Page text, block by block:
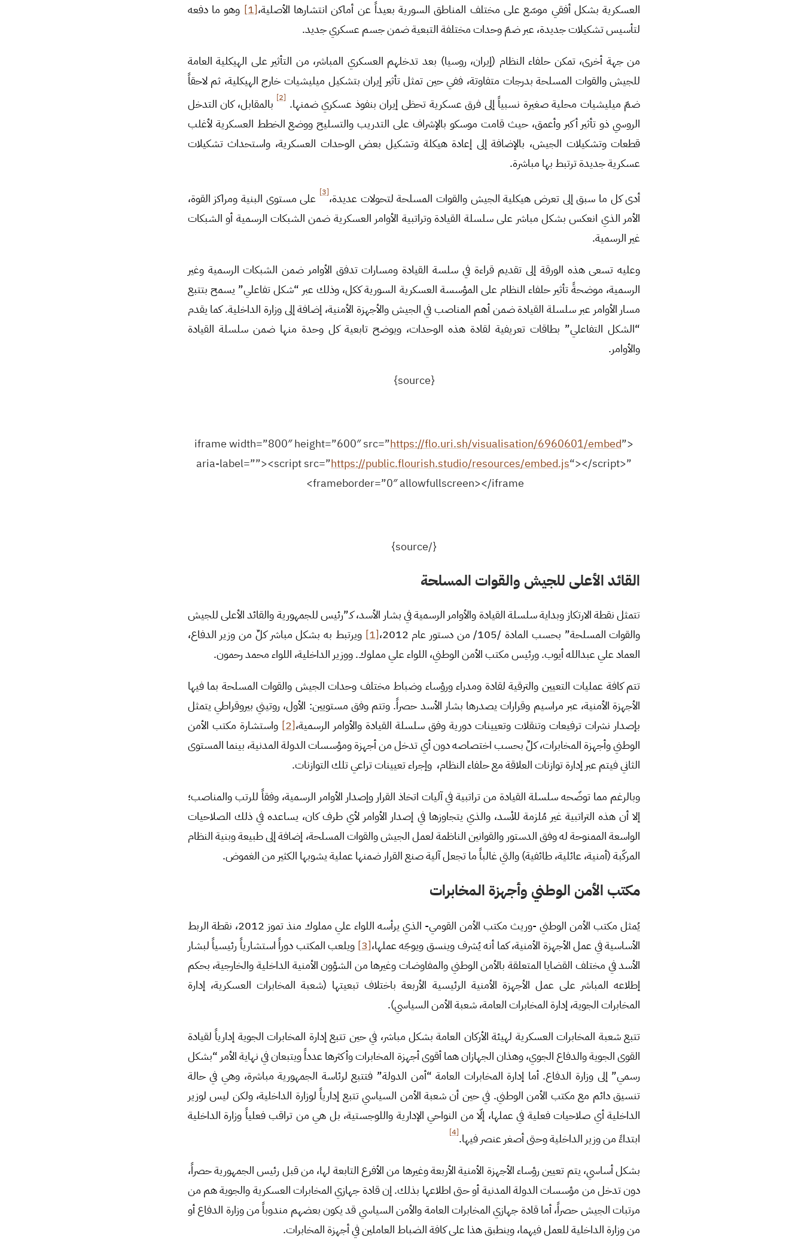
العسكرية بشكل أفقي موسّع على مختلف المناطق السورية بعيداً عن أماكن انتشارها الأصلية،[1]
وهو ما دفعه
لتأسيس تشكيلات جديدة، عبر ضمّ وحدات مختلفة التبعية ضمن جسم عسكري جديد.
من جهة أخرى، تمكن حلفاء النظام (إيران، روسيا) بعد تدخلهم العسكري المباشر، من التأثير على الهيكلية العامة
للجيش والقوات المسلحة بدرجات متفاوتة، ففي حين تمثل تأثير إيران بتشكيل ميليشيات خارج الهيكلية، ثم لاحقاً
ضمّ ميليشيات محلية صغيرة نسبياً إلى فرق عسكرية تحظى إيران بنفوذ عسكري ضمنها. [2]
بالمقابل، كان التدخل
الروسي ذو تأثير أكبر وأعمق، حيث قامت موسكو بالإشراف على التدريب والتسليح ووضع الخطط العسكرية لأغلب
قطعات وتشكيلات الجيش، بالإضافة إلى إعادة هيكلة وتشكيل بعض الوحدات العسكرية، واستحداث تشكيلات
عسكرية جديدة ترتبط بها مباشرة.
أدى كل ما سبق إلى تعرض هيكلية الجيش والقوات المسلحة لتحولات عديدة،[3]
على مستوى البنية ومراكز القوة،
الأمر الذي انعكس بشكل مباشر على سلسلة القيادة وتراتبية الأوامر العسكرية ضمن الشبكات الرسمية أو الشبكات
غير الرسمية.
وعليه تسعى هذه الورقة إلى تقديم قراءة في سلسة القيادة ومسارات تدفق الأوامر ضمن الشبكات الرسمية وغير
الرسمية، موضحةً تأثير حلفاء النظام على المؤسسة العسكرية السورية ككل، وذلك عبر “شكل تفاعلي” يسمح بتتبع
مسار الأوامر عبر سلسلة القيادة ضمن أهم المناصب في الجيش والأجهزة الأمنية، إضافة إلى وزارة الداخلية. كما يقدم
“الشكل التفاعلي” بطاقات تعريفية لقادة هذه الوحدات، ويوضح تابعية كل وحدة منها ضمن سلسلة القيادة
والأوامر.
{source}
<iframe width=”800″ height=”600″ src=”
https://flo.uri.sh/visualisation/6960601/embed”
aria-label=””><script src=”https://public.flourish.studio/resources/embed.js“></script>”
frameborder=”0″ allowfullscreen></iframe>
{/source}
القائد الأعلى للجيش والقوات المسلحة
تتمثل نقطة الارتكاز وبداية سلسلة القيادة والأوامر الرسمية في بشار الأسد، كـ”رئيس للجمهورية والقائد الأعلى للجيش
والقوات المسلحة” بحسب المادة /105/ من دستور عام 2012،
[1]
ويرتبط به بشكل مباشر كلٌ من وزير الدفاع،
العماد علي عبدالله أيوب. ورئيس مكتب الأمن الوطني، اللواء علي مملوك. ووزير الداخلية، اللواء محمد رحمون.
تتم كافة عمليات التعيين والترقية لقادة ومدراء ورؤساء وضباط مختلف وحدات الجيش والقوات المسلحة بما فيها
الأجهزة الأمنية، عبر مراسيم وقرارات يصدرها بشار الأسد حصراً. وتتم وفق مستويين: الأول، روتيني بيروقراطي يتمثل
بإصدار نشرات ترفيعات وتنقلات وتعيينات دورية وفق سلسلة القيادة والأوامر الرسمية،[2]
واستشارة مكتب الأمن
الوطني وأجهزة المخابرات، كلٌ بحسب اختصاصه دون أي تدخل من أجهزة ومؤسسات الدولة المدنية، بينما المستوى
الثاني فيتم عبر إدارة توازنات العلاقة مع حلفاء النظام، وإجراء تعيينات تراعي تلك التوازنات.
وبالرغم مما توضّحه سلسلة القيادة من تراتبية في آليات اتخاذ القرار وإصدار الأوامر الرسمية، وفقاً للرتب والمناصب؛
إلا أن هذه التراتبية غير مُلزمة للأسد، والذي يتجاوزها في إصدار الأوامر لأي طرف كان، يساعده في ذلك الصلاحيات
الواسعة الممنوحة له وفق الدستور والقوانين الناظمة لعمل الجيش والقوات المسلحة، إضافة إلى طبيعة وبنية النظام
المركّبة (أمنية، عائلية، طائفية) والتي غالباً ما تجعل آلية صنع القرار ضمنها عملية يشوبها الكثير من الغموض.
مكتب الأمن الوطني وأجهزة المخابرات
يُمثل مكتب الأمن الوطني -وريث مكتب الأمن القومي- الذي يرأسه اللواء علي مملوك منذ تموز 2012، نقطة الربط
الأساسية في عمل الأجهزة الأمنية، كما أنه يُشرف وينسق ويوجّه عملها،[3]
ويلعب المكتب دوراً استشارياً رئيسياً لبشار
الأسد في مختلف القضايا المتعلقة بالأمن الوطني والمفاوضات وغيرها من الشؤون الأمنية الداخلية والخارجية، بحكم
إطلاعه المباشر على عمل الأجهزة الأمنية الرئيسية الأربعة باختلاف تبعيتها (شعبة المخابرات العسكرية، إدارة
المخابرات الجوية، إدارة المخابرات العامة، شعبة الأمن السياسي).
تتبع شعبة المخابرات العسكرية لهيئة الأركان العامة بشكل مباشر، في حين تتبع إدارة المخابرات الجوية إدارياً لقيادة
القوى الجوية والدفاع الجوي، وهذان الجهازان هما أقوى أجهزة المخابرات وأكثرها عدداً ويتبعان في نهاية الأمر “بشكل
رسمي” إلى وزارة الدفاع. أما إدارة المخابرات العامة “أمن الدولة” فتتبع لرئاسة الجمهورية مباشرة، وهي في حالة
تنسيق دائم مع مكتب الأمن الوطني. في حين أن شعبة الأمن السياسي تتبع إدارياً لوزارة الداخلية، ولكن ليس لوزير
الداخلية أي صلاحيات فعلية في عملها، إلّا من النواحي الإدارية واللوجستية، بل هي من تراقب فعلياً وزارة الداخلية
ابتداءً من وزير الداخلية وحتى أصغر عنصر فيها.[4]
بشكل أساسي، يتم تعيين رؤساء الأجهزة الأمنية الأربعة وغيرها من الأفرع التابعة لها، من قبل رئيس الجمهورية حصراً،
دون تدخل من مؤسسات الدولة المدنية أو حتى اطلاعها بذلك. إن قادة جهازي المخابرات العسكرية والجوية هم من
مرتبات الجيش حصراً، أما قادة جهازي المخابرات العامة والأمن السياسي قد يكون بعضهم مندوباً من وزارة الدفاع أو
من وزارة الداخلية للعمل فيهما، وينطبق هذا على كافة الضباط العاملين في أجهزة المخابرات.